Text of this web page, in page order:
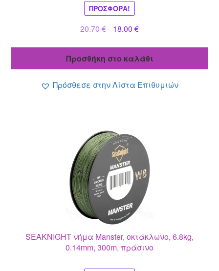
ΠΡΟΣΦΟΡΆ!
20.70€
Original
20.70 €.
18.00 €Η
είναι:
Προσθήκη στο καλάθι
Πρόσθεσε στην Λίστα Επιθυμιών
SEAKNIGHT νήμα Manster, οκτάκλωνο, 6.8kg,
0.14mm, 300m, πράσινο